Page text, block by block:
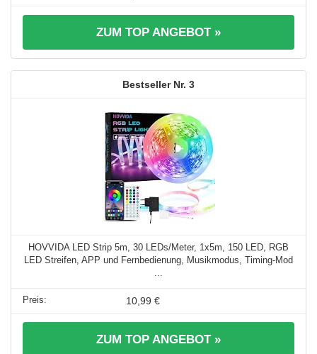
ZUM TOP ANGEBOT »
3
HOVVIDA LED Strip 5m, 30 LEDs/Meter, 1x5m, 150 LED, RGB
LED Streifen, APP und Fernbedienung, Musikmodus, Timing-Mod
10,99 €
ZUM TOP ANGEBOT »